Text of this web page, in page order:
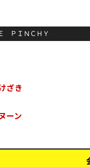
ＰＩＮＣＨＹ
ざき
ーン